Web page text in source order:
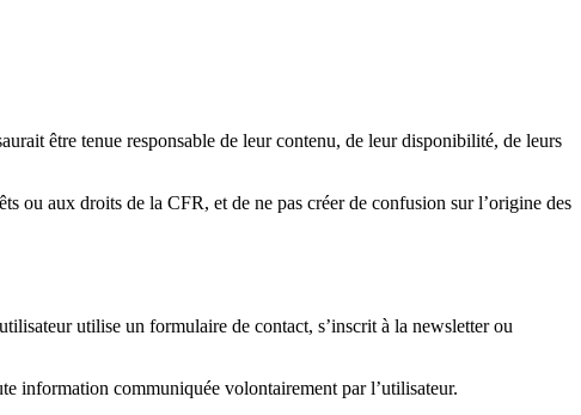
être tenue responsable de leur contenu, de leur disponibilité, de leurs
ou aux droits de la CFR, et de ne pas créer de confusion sur l’origine des
utilise un formulaire de contact, s’inscrit à la newsletter ou
information communiquée volontairement par l’utilisateur.